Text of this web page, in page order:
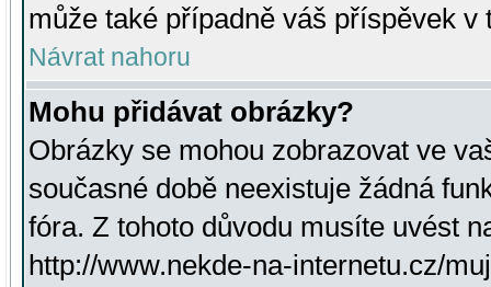
může také případně váš příspěvek v
Návrat nahoru
Mohu přidávat obrázky?
Obrázky se mohou zobrazovat ve
současné době neexistuje žádná
fóra. Z tohoto důvodu musíte uvést
http://www.nekde-na-internetu.cz/